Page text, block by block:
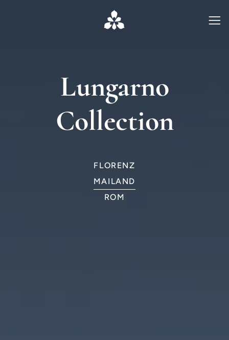
Lungarno
Collection
FLORENZ
MAILAND
ROM